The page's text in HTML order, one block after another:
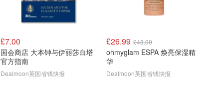
£7.00
国会商店 大本钟与伊丽莎白塔
官方指南
Dealmoon英国省钱快报
£26.99 £48.00
ohmyglam ESPA 焕亮保湿精
华
Dealmoon英国省钱快报